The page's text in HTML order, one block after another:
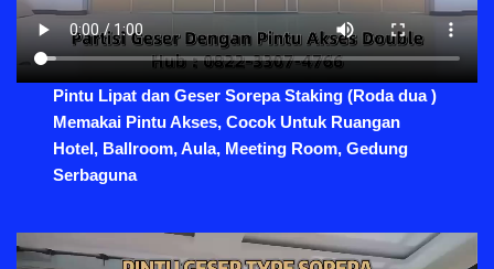
Pintu Lipat dan Geser Sorepa Staking (Roda dua )
Memakai Pintu Akses, Cocok Untuk Ruangan
Hotel, Ballroom, Aula, Meeting Room, Gedung
Serbaguna